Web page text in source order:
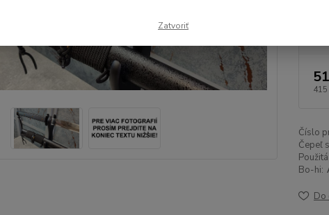
415
Číslo
Čepeľ
Bo-hi:
Do
Zatvoriť